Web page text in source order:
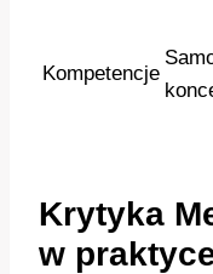
Kompetencje
Krytyka
w